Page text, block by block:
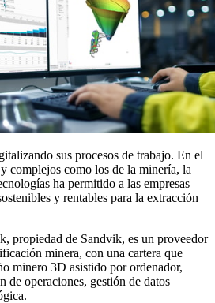
sus procesos de trabajo. En el
complejos como los de la minería, la
ha permitido a las empresas
y rentables para la extracción
propiedad de Sandvik, es un proveedor
minera, con una cartera que
minero 3D asistido por ordenador,
de operaciones, gestión de datos